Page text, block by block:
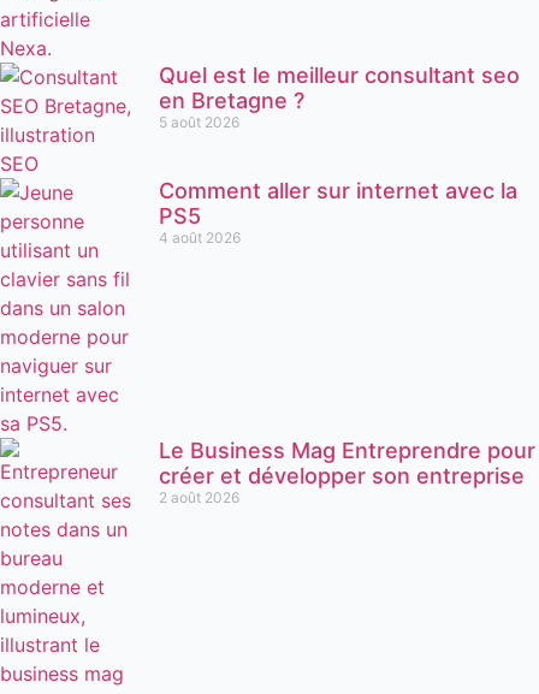
Quel est le meilleur consultant seo
en Bretagne ?
5 août 2026
Comment aller sur internet avec la
PS5
4 août 2026
Le Business Mag Entreprendre pour
créer et développer son entreprise
2 août 2026